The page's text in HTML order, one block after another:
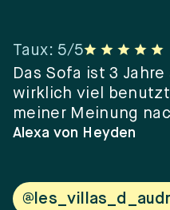
Das Sofa ist 3
wirklich viel
meiner Meinung
Alexa von Heyden
Taux: 5/5